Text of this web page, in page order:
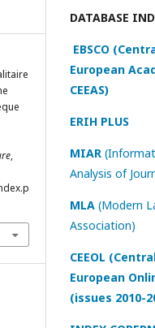
,
DATABASE
EBSCO
European
CEEAS)
ERIH PLUS
MIAR
Analysis of
MLA (Modern
Association)
CEEOL
European
(issues 2010-